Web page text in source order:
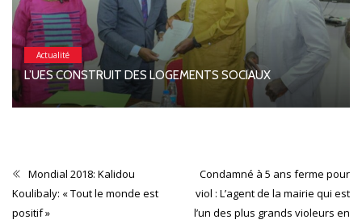
Actualité
L’UES CONSTRUIT DES LOGEMENTS SOCIAUX
Mondial 2018: Kalidou
Koulibaly: « Tout le monde est
positif »
Condamné à 5 ans ferme pour
viol : L’agent de la mairie qui est
l’un des plus grands violeurs en